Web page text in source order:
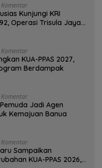
Komentar
Kunjungi KRI
Operasi Trisula Jaya
Komentar
KUA-PPAS 2027,
Berdampak
Komentar
Jadi Agen
Kemajuan Banua
Komentar
Sampaikan
KUA-PPAS 2026,